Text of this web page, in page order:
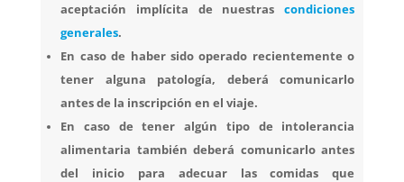
aceptación implícita de nuestrascondiciones
generales.
En caso de haber sido operado recientemente o
tener alguna patología, deberá comunicarlo
antes de la inscripción en el viaje.
En caso de tener algún tipo de intolerancia
alimentaria también deberá comunicarlo antes
del inicio para adecuar las comidas que